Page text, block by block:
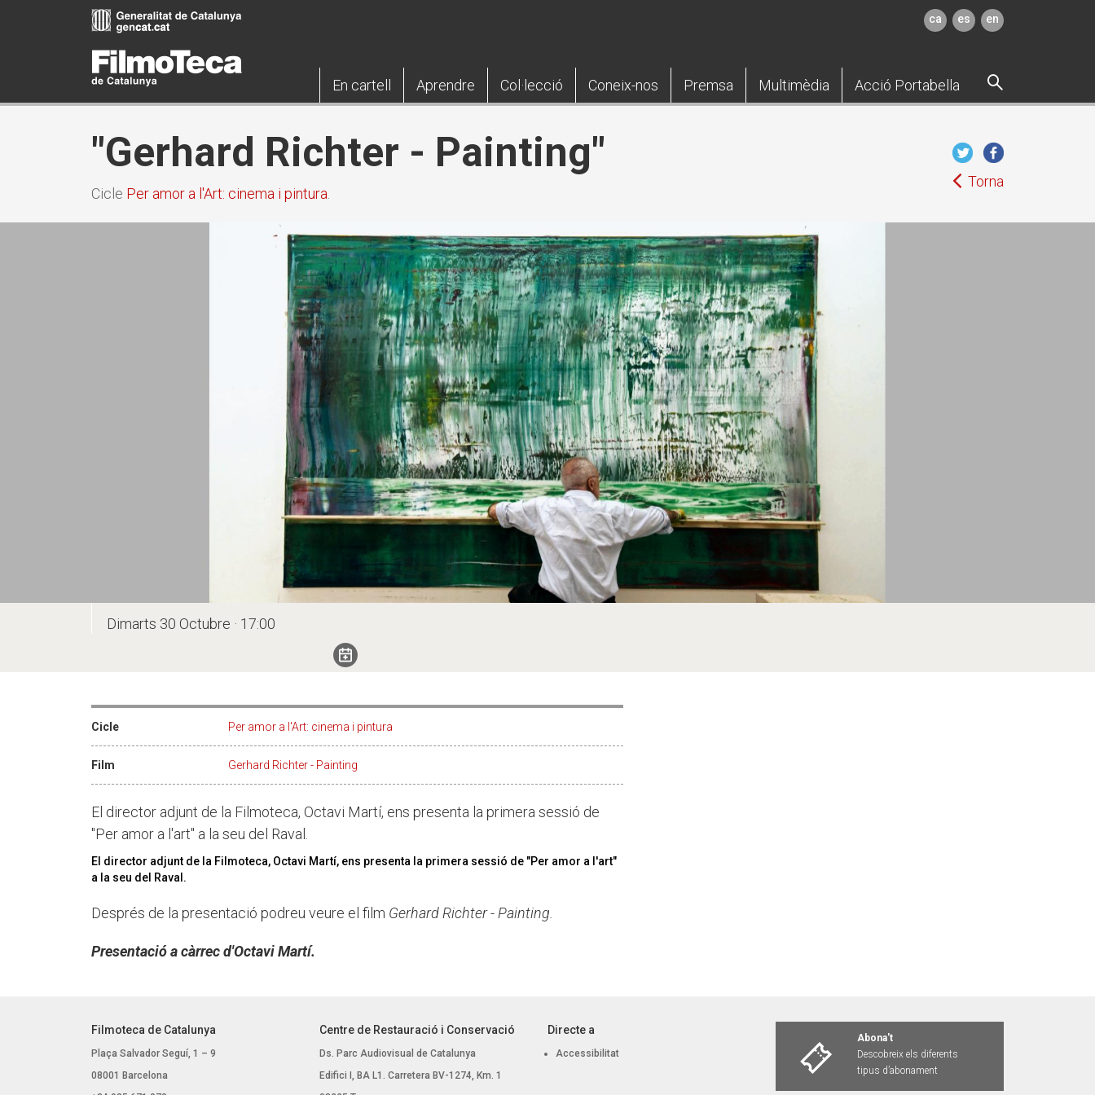
ca es en
En cartell Aprendre Col·lecció Coneix-nos Premsa Multimèdia Acció Portabella
"Gerhard Richter - Painting"
Cicle Per amor a l'Art: cinema i pintura
Torna
Dimarts 30 Octubre · 17:00
Cicle Per amor a l'Art: cinema i pintura
Film Gerhard Richter - Painting
El director adjunt de la Filmoteca, Octavi Martí, ens presenta la primera sessió de
"Per amor a l'art" a la seu del Raval.
El director adjunt de la Filmoteca, Octavi Martí, ens presenta la primera sessió de "Per amor a l'art"
a la seu del Raval.
Després de la presentació podreu veure el film Gerhard Richter - Painting.
Presentació a càrrec d'Octavi Martí.
Filmoteca de Catalunya
Plaça Salvador Seguí, 1 – 9
08001 Barcelona
Centre de Restauració i Conservació
Ds. Parc Audiovisual de Catalunya
Edifici I, BA L1. Carretera BV-1274, Km. 1
Directe a
Accessibilitat
Abona't
Descobreix els diferents
tipus d’abonament